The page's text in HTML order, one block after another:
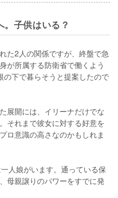
。子供はいる？
た2人の関係ですが、終盤で急
が所属する防衛省で働くよう
下で暮らそうと提案したので
展開には、イリーナだけでな
それまで彼女に対する好意を
ロ意識の高さなのかもしれま
人娘がいます。通っている保
母親譲りのパワーをすでに発